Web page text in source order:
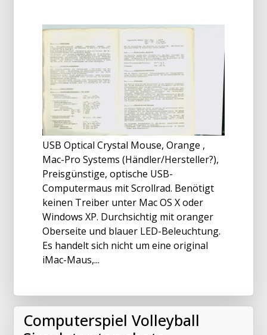
USB Optical Crystal Mouse, Orange ,
Mac-Pro Systems (Händler/Hersteller?),
Preisgünstige, optische USB-
Computermaus mit Scrollrad. Benötigt
keinen Treiber unter Mac OS X oder
Windows XP. Durchsichtig mit oranger
Oberseite und blauer LED-Beleuchtung.
Es handelt sich nicht um eine original
iMac-Maus,...
Computerspiel Volleyball